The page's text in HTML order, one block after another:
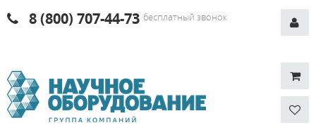
8 (800) 707-44-73 бесплатный звонок